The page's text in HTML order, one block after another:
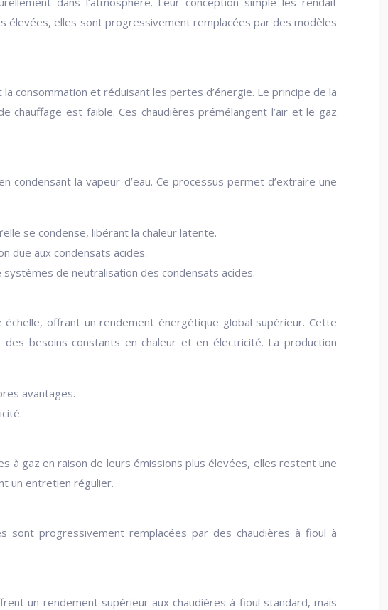
élevées, elles sont progressivement remplacées par des modèles
consommation et réduisant les pertes d’énergie. Le principe de la
est faible. Ces chaudières prémélangent l’air et le gaz
la vapeur d’eau. Ce processus permet d’extraire une
se condense, libérant la chaleur latente.
due aux condensats acides.
de neutralisation des condensats acides.
offrant un rendement énergétique global supérieur. Cette
besoins constants en chaleur et en électricité. La production
avantages.
à gaz en raison de leurs émissions plus élevées, elles restent une
un entretien régulier.
sont progressivement remplacées par des chaudières à fioul à
un rendement supérieur aux chaudières à fioul standard, mais